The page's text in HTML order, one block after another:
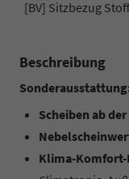
[BV] Sitzbezug
Beschreibung
Scheiben ab
Klima-Komfort-